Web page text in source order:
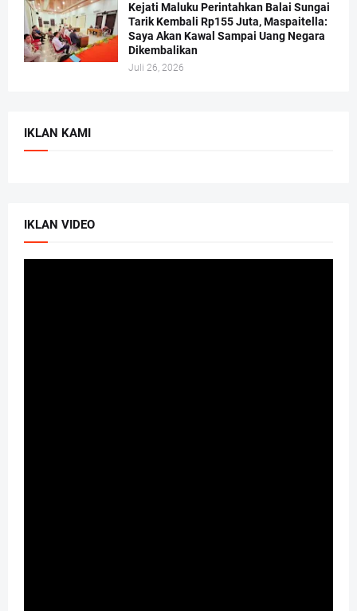
Kejati Maluku Perintahkan Balai Sungai
Tarik Kembali Rp155 Juta, Maspaitella:
Saya Akan Kawal Sampai Uang Negara
Dikembalikan
Juli 26, 2026
IKLAN KAMI
IKLAN VIDEO